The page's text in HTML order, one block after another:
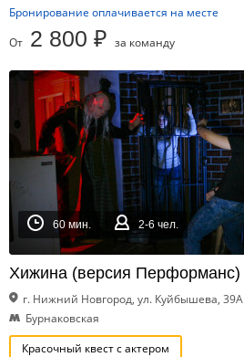
Бронирование оплачивается на месте
От 2 800 ₽ за команду
60 мин. 2-6 чел.
Хижина (версия Перформанс)
г. Нижний Новгород, ул. Куйбышева, 39А
Бурнаковская
Красочный квест с актером